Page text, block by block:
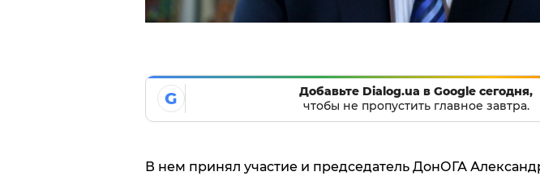
G
Добавьте Dialog.ua в Google сегодня,
чтобы не пропустить главное завтра.
В нем принял участие и председатель ДонОГА